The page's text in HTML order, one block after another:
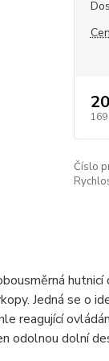
Číslo
Jedná se o
reagující
odolnou dolní